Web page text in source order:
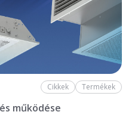
Cikkek Termékek
működése